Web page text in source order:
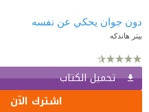
دون جوان يحكي عن نفسه
بيتر هاندكه
تحميل الكتاب
اشترك الآن